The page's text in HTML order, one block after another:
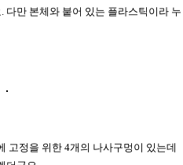
다만 본체와 붙어 있는 플라스틱이라 누
고정을 위한 4개의 나사구멍이 있는데